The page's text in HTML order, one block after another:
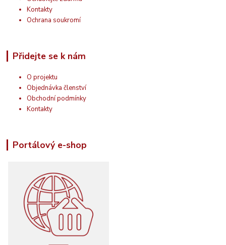
Kontakty
Ochrana soukromí
Přidejte se k nám
O projektu
Objednávka členství
Obchodní podmínky
Kontakty
Portálový e-shop